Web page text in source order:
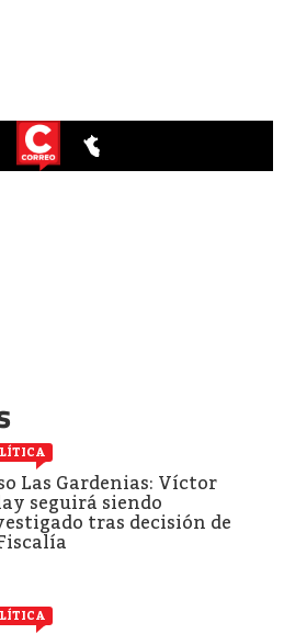
Las Gardenias: Víctor
seguirá siendo
tras decisión de